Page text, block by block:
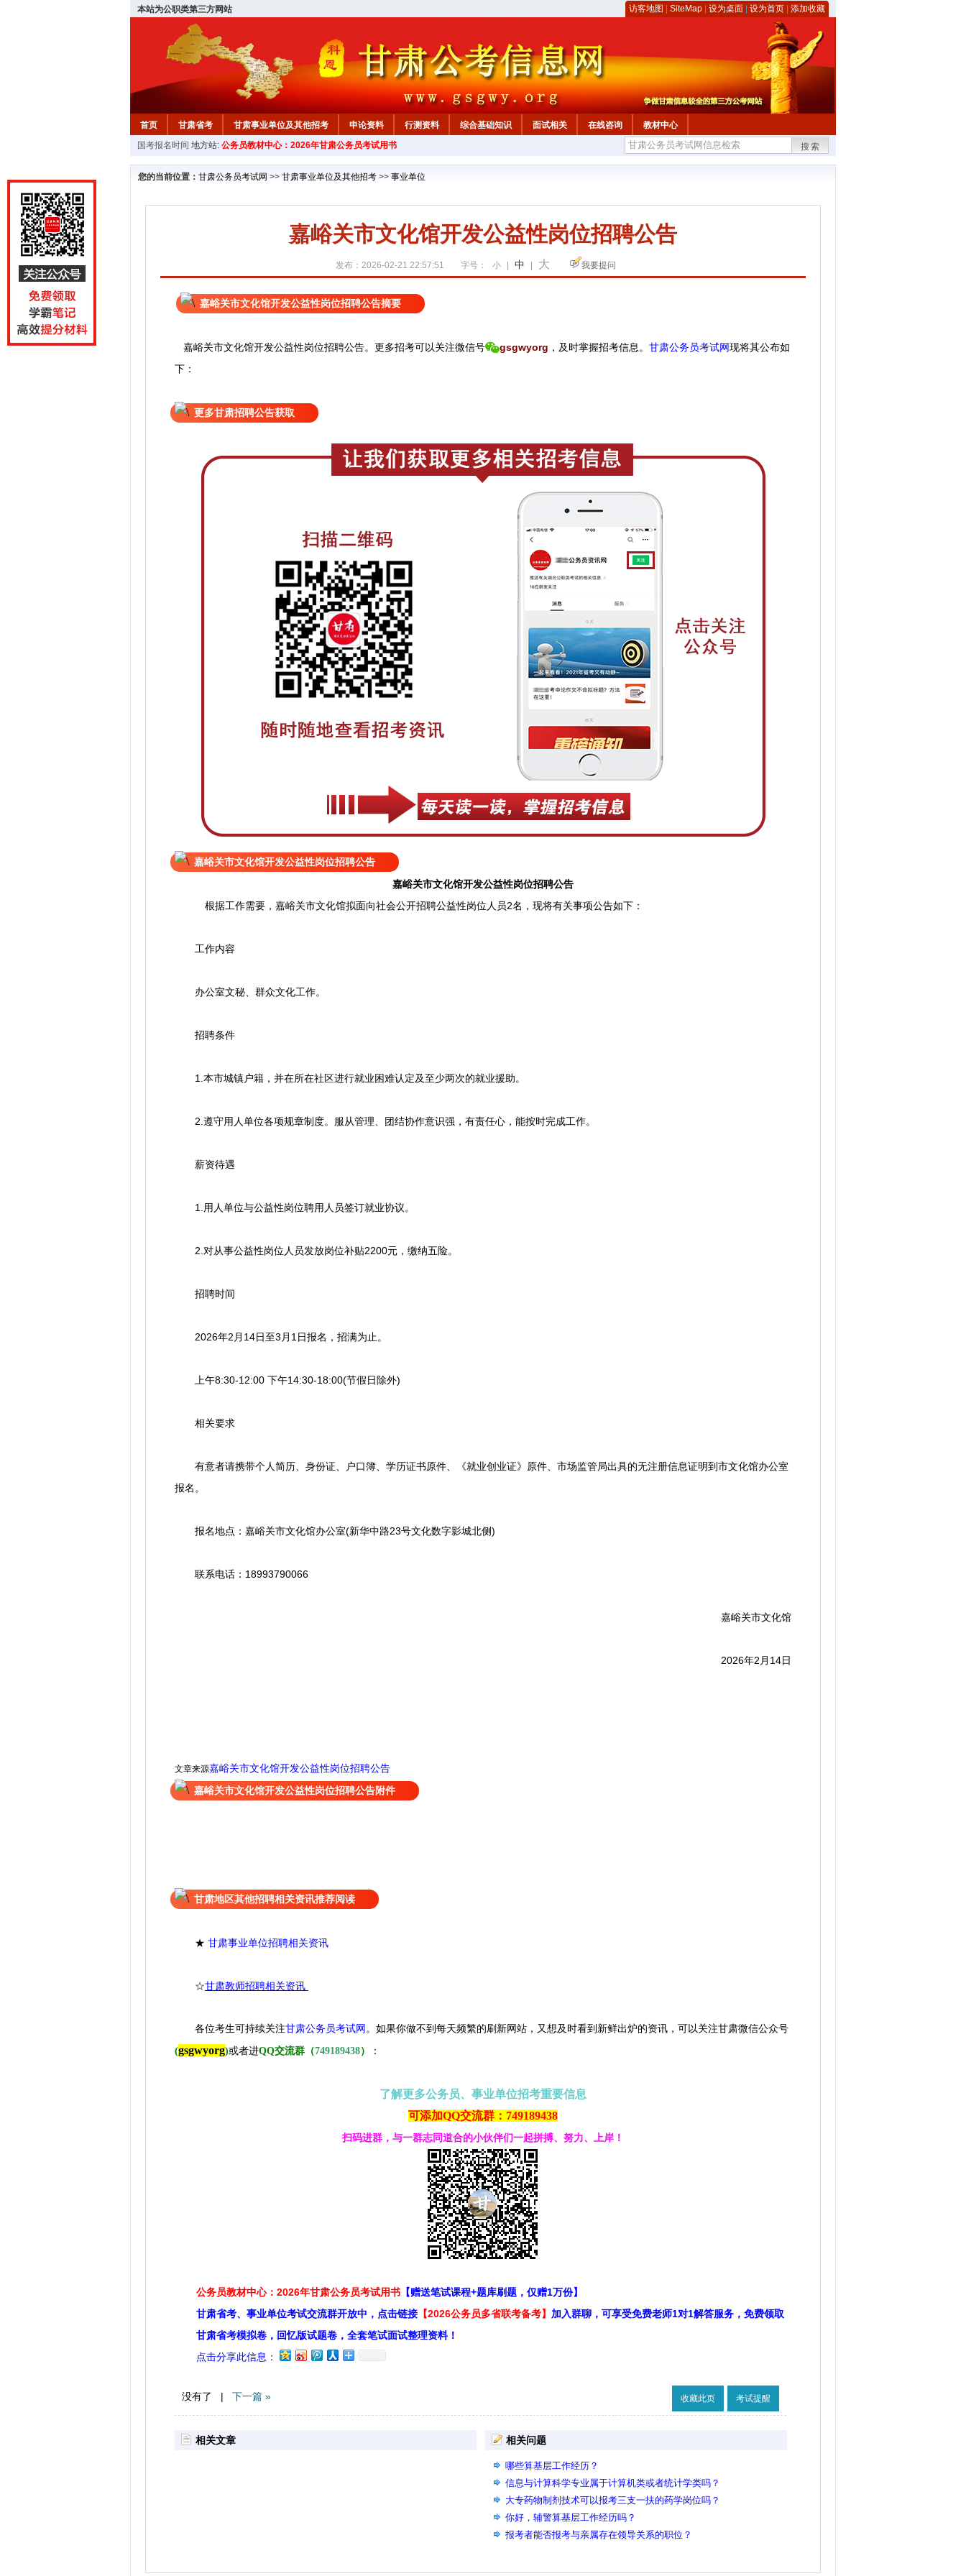
本站为公职类第三方网站 访客地图 SiteMap 设为桌面 设为首页 添加收藏
首页 甘肃省考 甘肃事业单位及其他招考 申论资料 行测资料 综合基础知识 面试相关 在线咨询
教材中心
国考报名时间 地方站: 公务员教材中心：2026年甘肃公务员考试用书 搜索
您的当前位置： 甘肃公务员考试网 >> 甘肃事业单位及其他招考 >> 事业单位
嘉峪关市文化馆开发公益性岗位招聘公告
发布：2026-02-21 22:57:51 字号： 小 中 大 我要提问
嘉峪关市文化馆开发公益性岗位招聘公告摘要
嘉峪关市文化馆开发公益性岗位招聘公告。 更多招考可以关注微信号 gsgwyorg ， 及时掌握招考信息。 甘肃公务员考试网现将其公布如
下：
更多甘肃招聘公告获取
嘉峪关市文化馆开发公益性岗位招聘公告
嘉峪关市文化馆开发公益性岗位招聘公告
根据工作需要，嘉峪关市文化馆拟面向社会公开招聘公益性岗位人员2名，现将有关事项公告如下：
工作内容
办公室文秘、群众文化工作。
招聘条件
1.本市城镇户籍，并在所在社区进行就业困难认定及至少两次的就业援助。
2.遵守用人单位各项规章制度。服从管理、团结协作意识强，有责任心，能按时完成工作。
薪资待遇
1.用人单位与公益性岗位聘用人员签订就业协议。
2.对从事公益性岗位人员发放岗位补贴2200元，缴纳五险。
招聘时间
2026年2月14日至3月1日报名，招满为止。
上午8:30-12:00 下午14:30-18:00(节假日除外)
相关要求
有意者请携带个人简历、身份证、户口簿、学历证书原件、《就业创业证》原件、市场监管局出具的无注册信息证明到市文化馆办公室
报名。
报名地点：嘉峪关市文化馆办公室(新华中路23号文化数字影城北侧)
联系电话：18993790066
嘉峪关市文化馆
2026年2月14日
文章来源嘉峪关市文化馆开发公益性岗位招聘公告
嘉峪关市文化馆开发公益性岗位招聘公告附件
甘肃地区其他招聘相关资讯推荐阅读
★ 甘肃事业单位招聘相关资讯
☆甘肃教师招聘相关资讯
各位考生可持续关注甘肃公务员考试网 。 如果你做不到每天频繁的刷新网站，又想及时看到新鲜出炉的资讯，可以关注甘肃微信公众号
(gsgwyorg)或者进QQ交流群（749189438） ：
了解更多公务员、事业单位招考重要信息
可添加QQ交流群：749189438
扫码进群，与一群志同道合的小伙伴们一起拼搏、努力、上岸！
公务员教材中心：2026年甘肃公务员考试用书 【赠送笔试课程+题库刷题，仅赠1万份】
甘肃省考、事业单位考试交流群开放中，点击链接 【2026公务员多省联考备考】 加入群聊，可享受免费老师1对1解答服务，免费领取
甘肃省考模拟卷，回忆版试题卷，全套笔试面试整理资料！
点击分享此信息：
没有了 | 下一篇 » 收藏此页 考试提醒
相关文章 相关问题
哪些算基层工作经历？
信息与计算科学专业属于计算机类或者统计学类吗？
大专药物制剂技术可以报考三支一扶的药学岗位吗？
你好，辅警算基层工作经历吗？
报考者能否报考与亲属存在领导关系的职位？